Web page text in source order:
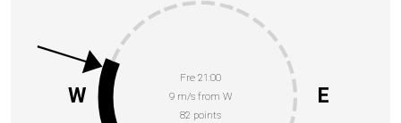
Fre 21:00
9 m/s from W
82 points
E
W